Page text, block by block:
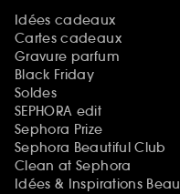
Idées cadeaux
Cartes cadeaux
Gravure parfum
Black Friday
Soldes
SEPHORA edit
Sephora Prize
Sephora Beautiful Club
Clean at Sephora
Idées & Inspirations